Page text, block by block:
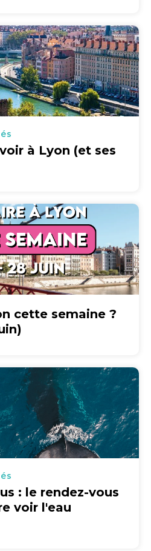
à Lyon (et ses
cette semaine ?
: le rendez-vous
voir l'eau